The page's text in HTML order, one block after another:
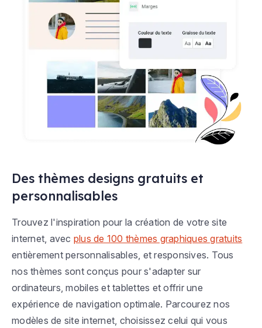
Des thèmes designs gratuits et
personnalisables
Trouvez l'inspiration pour la création de votre site
internet, avec plus de 100 thèmes graphiques gratuits
entièrement personnalisables, et responsives. Tous
nos thèmes sont conçus pour s'adapter sur
ordinateurs, mobiles et tablettes et offrir une
expérience de navigation optimale. Parcourez nos
modèles de site internet, choisissez celui qui vous